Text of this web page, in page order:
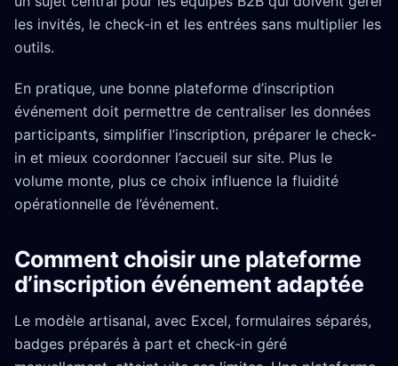
les invités, le check-in et les entrées sans multiplier les
outils.
En pratique, une bonne plateforme d’inscription
événement doit permettre de centraliser les données
participants, simplifier l’inscription, préparer le check-
in et mieux coordonner l’accueil sur site. Plus le
volume monte, plus ce choix influence la fluidité
opérationnelle de l’événement.
Comment choisir une plateforme
d’inscription événement adaptée
Le modèle artisanal, avec Excel, formulaires séparés,
badges préparés à part et check-in géré